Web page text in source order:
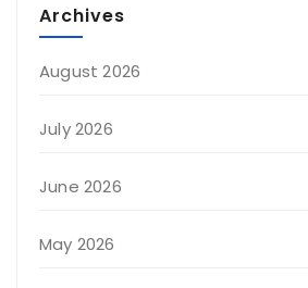
Archives
August 2026
July 2026
June 2026
May 2026